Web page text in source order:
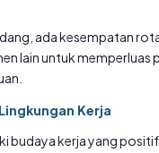
ada kesempatan
lain untuk memperluas
Kerja
budaya kerja yang